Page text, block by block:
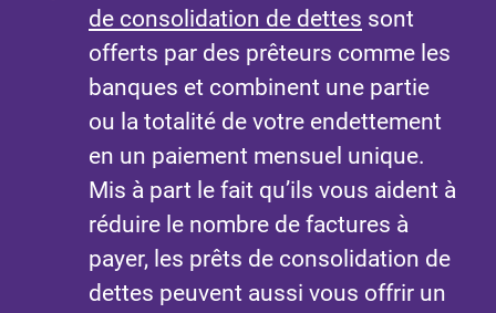
de consolidation de dettes sont
offerts par des prêteurs comme les
banques et combinent une partie
ou la totalité de votre endettement
en un paiement mensuel unique.
Mis à part le fait qu’ils vous aident à
réduire le nombre de factures à
payer, les prêts de consolidation de
dettes peuvent aussi vous offrir un